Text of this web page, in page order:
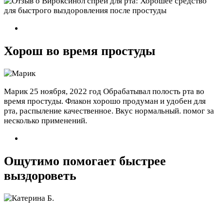
Хорош во время простуды
Марик 25 ноября, 2022 год Обрабатывал полость рта во
время простуды. Флакон хорошо продуман и удобен для
рта, распыление качественное. Вкус нормальный. помог за
несколько применений.
Ощутимо помогает быстрее
выздороветь